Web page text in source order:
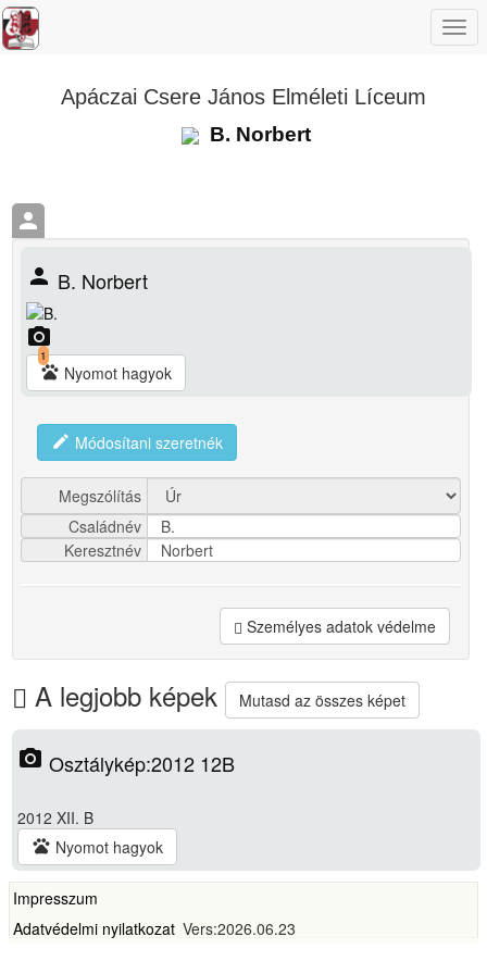
Apáczai Csere János Elméleti Líceum
B. Norbert
person
person B. Norbert
camera_alt
1
pets Nyomot hagyok
edit Módosítani szeretnék
Megszólítás
Családnév
B.
Keresztnév
Norbert
Személyes adatok védelme
A legjobb képek Mutasd az összes képet
photo_camera Osztálykép:2012 12B
2012 XII. B
pets Nyomot hagyok
Impresszum
Adatvédelmi nyilatkozat Vers:2026.06.23